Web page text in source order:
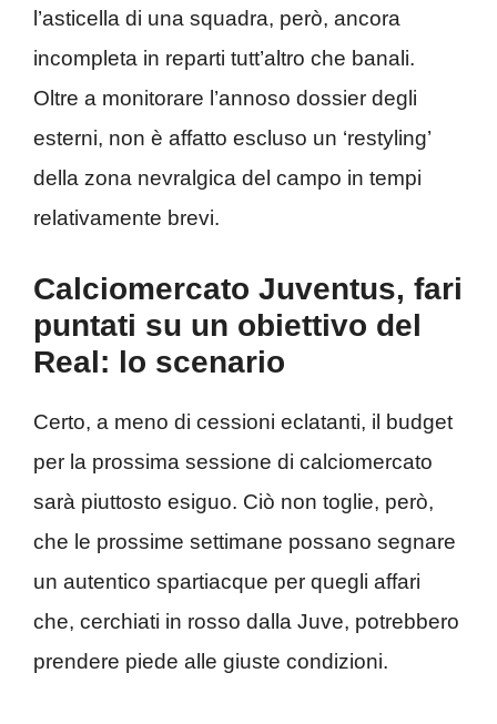
l’asticella di una squadra, però, ancora
incompleta in reparti tutt’altro che banali.
Oltre a monitorare l’annoso dossier degli
esterni, non è affatto escluso un ‘restyling’
della zona nevralgica del campo in tempi
relativamente brevi.
Calciomercato Juventus, fari
puntati su un obiettivo del
Real: lo scenario
Certo, a meno di cessioni eclatanti, il budget
per la prossima sessione di calciomercato
sarà piuttosto esiguo. Ciò non toglie, però,
che le prossime settimane possano segnare
un autentico spartiacque per quegli affari
che, cerchiati in rosso dalla Juve, potrebbero
prendere piede alle giuste condizioni.